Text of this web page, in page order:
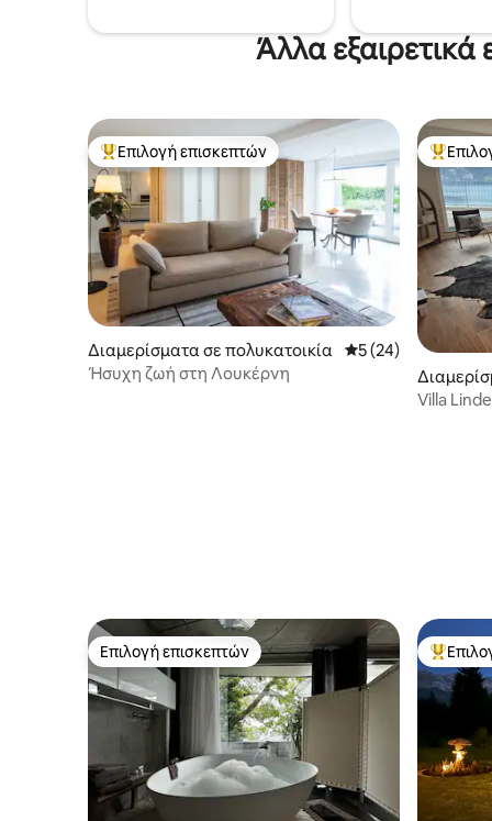
αξιοθέατα βρίσκονται σε απόσταση 1
Άλλα εξαιρετικά
Κορυφαία επιλογή επισκεπτών
Επιλογή επισκεπτών
Διαμερίσματα σε πολυκατοικία Μέση βαθμολογία:
5 (24)
Ήσυχη ζωή στη Λουκέρνη
Villa
Επιλογή επισκεπτών
Επιλογή επισκεπτών